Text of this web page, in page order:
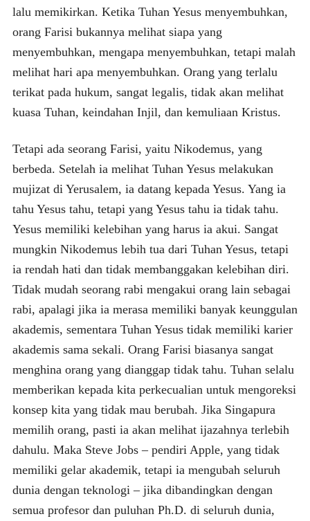
lalu memikirkan. Ketika Tuhan Yesus menyembuhkan,
orang Farisi bukannya melihat siapa yang
menyembuhkan, mengapa menyembuhkan, tetapi malah
melihat hari apa menyembuhkan. Orang yang terlalu
terikat pada hukum, sangat legalis, tidak akan melihat
kuasa Tuhan, keindahan Injil, dan kemuliaan Kristus.
Tetapi ada seorang Farisi, yaitu Nikodemus, yang
berbeda. Setelah ia melihat Tuhan Yesus melakukan
mujizat di Yerusalem, ia datang kepada Yesus. Yang ia
tahu Yesus tahu, tetapi yang Yesus tahu ia tidak tahu.
Yesus memiliki kelebihan yang harus ia akui. Sangat
mungkin Nikodemus lebih tua dari Tuhan Yesus, tetapi
ia rendah hati dan tidak membanggakan kelebihan diri.
Tidak mudah seorang rabi mengakui orang lain sebagai
rabi, apalagi jika ia merasa memiliki banyak keunggulan
akademis, sementara Tuhan Yesus tidak memiliki karier
akademis sama sekali. Orang Farisi biasanya sangat
menghina orang yang dianggap tidak tahu. Tuhan selalu
memberikan kepada kita perkecualian untuk mengoreksi
konsep kita yang tidak mau berubah. Jika Singapura
memilih orang, pasti ia akan melihat ijazahnya terlebih
dahulu. Maka Steve Jobs – pendiri Apple, yang tidak
memiliki gelar akademik, tetapi ia mengubah seluruh
dunia dengan teknologi – jika dibandingkan dengan
semua profesor dan puluhan Ph.D. di seluruh dunia,